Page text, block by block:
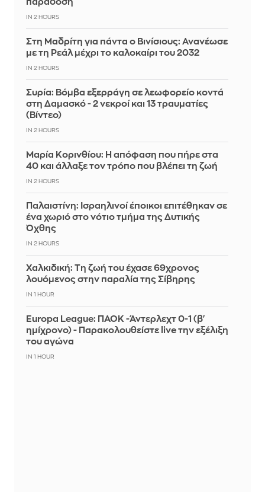
παράδοση
IN 2 HOURS
Στη Μαδρίτη για πάντα ο Βινίσιους: Ανανέωσε
με τη Ρεάλ μέχρι το καλοκαίρι του 2032
IN 2 HOURS
Συρία: Βόμβα εξερράγη σε λεωφορείο κοντά
στη Δαμασκό - 2 νεκροί και 13 τραυματίες
(Βίντεο)
IN 2 HOURS
Μαρία Κορινθίου: Η απόφαση που πήρε στα
40 και άλλαξε τον τρόπο που βλέπει τη ζωή
IN 2 HOURS
Παλαιστίνη: Ισραηλινοί έποικοι επιτέθηκαν σε
ένα χωριό στο νότιο τμήμα της Δυτικής
Όχθης
IN 2 HOURS
Χαλκιδική: Τη ζωή του έχασε 69χρονος
λουόμενος στην παραλία της Σίβηρης
IN 1 HOUR
Europa League: ΠΑΟΚ -Άντερλεχτ 0-1 (β'
ημίχρονο) - Παρακολουθείστε live την εξέλιξη
του αγώνα
IN 1 HOUR